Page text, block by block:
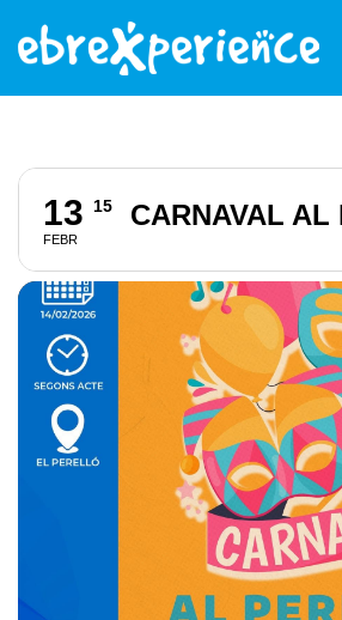
13
FEBR
15 CARNAVAL AL